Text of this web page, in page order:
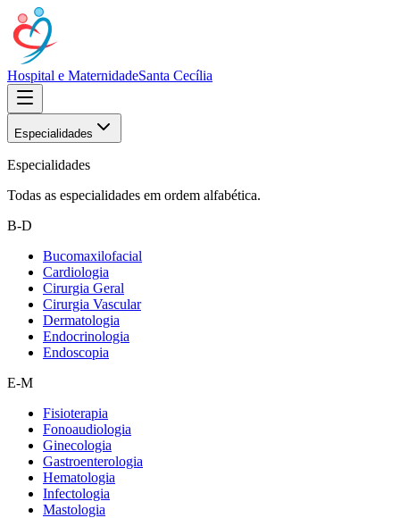
Hospital e MaternidadeSanta Cecília
Especialidades
Especialidades
Todas as especialidades em ordem alfabética.
B-D
Bucomaxilofacial
Cardiologia
Cirurgia Geral
Cirurgia Vascular
Dermatologia
Endocrinologia
Endoscopia
E-M
Fisioterapia
Fonoaudiologia
Ginecologia
Gastroenterologia
Hematologia
Infectologia
Mastologia